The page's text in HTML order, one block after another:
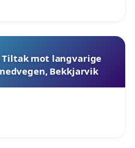
mot langvarige
Bekkjarvik